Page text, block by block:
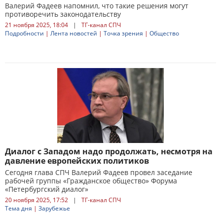
Валерий Фадеев напомнил, что такие решения могут
противоречить законодательству
21 ноября 2025, 18:04 |
ТГ-канал СПЧ
Подробности | Лента новостей | Точка зрения | Общество
Диалог с Западом надо продолжать, несмотря на
давление европейских политиков
Сегодня глава СПЧ Валерий Фадеев провел заседание
рабочей группы «Гражданское общество» Форума
«Петербургский диалог»
20 ноября 2025, 17:52 |
ТГ-канал СПЧ
Тема дня | Зарубежье